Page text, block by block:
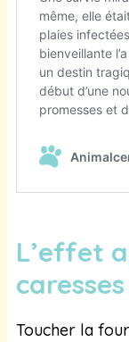
L’effet
Toucher la